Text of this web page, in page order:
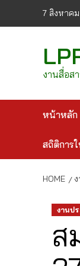
7 สิงหาค
งานสื่อส
หน้าหลัก
สถิติการ
HOME
งานป
ส